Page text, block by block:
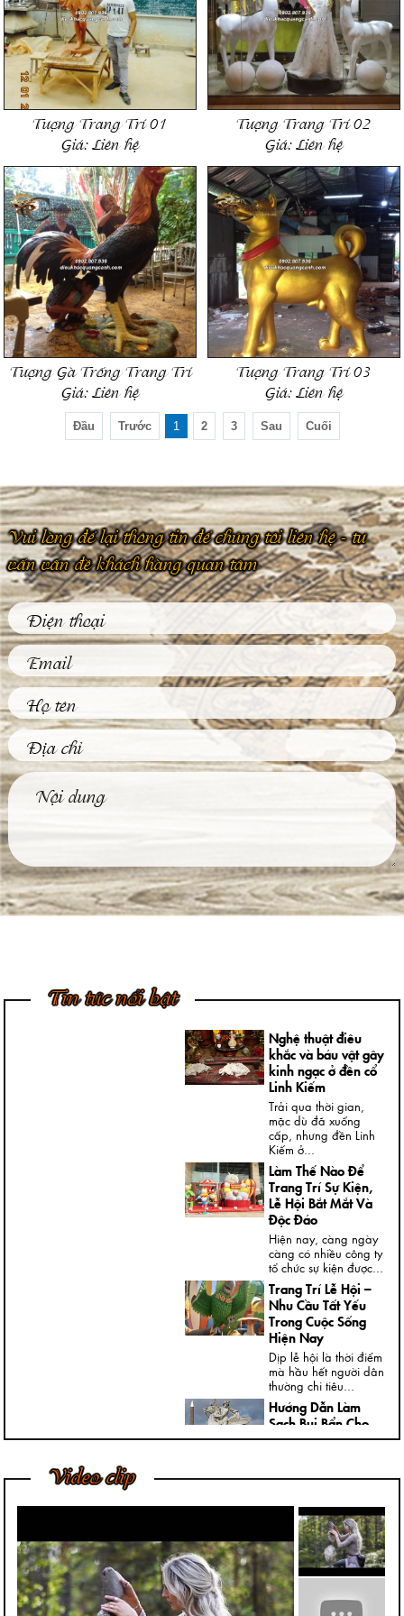
Tượng Trang Trí 01
Giá:Liên hệ
Tượng Trang Trí 02
Giá:Liên hệ
Tượng Gà Trống Trang Trí
Giá:Liên hệ
Tượng Trang Trí 03
Giá:Liên hệ
Đầu Trước 1 2 3 Sau Cuối
Vui lòng để lại thông tin để chúng tôi liên hệ - tư
vấn vấn đề khách hàng quan tâm
Tin tức nổi bật
Phù Điêu Và Những
Thực Trong Đời
Sống Thường Ngày
phù điêu hiện nay
Tìm Hiểu Về Kỹ
ngưỡng những bức
tượng đồng...
4 Bước Quan Trọng
Trong Quy Trình
tượng khá thông dụng
Nghệ thuật điêu
khắc và báu vật gây
kinh ngạc ở đền cổ
Linh Kiếm
Trải qua thời gian,
mặc dù đã xuống
cấp, nhưng đền Linh
Kiếm ở...
Làm Thế Nào Để
Trang Trí Sự Kiện,
Lễ Hội Bắt Mắt Và
Độc Đáo
Hiện nay, càng ngày
càng có nhiều công ty
tổ chức sự kiện được...
Trang Trí Lễ Hội –
Nhu Cầu Tất Yếu
Trong Cuộc Sống
Hiện Nay
Dịp lễ hội là thời điểm
mà hầu hết người dân
thường chi tiêu...
Hướng Dẫn Làm
Sạch Bụi Bẩn Cho
Tượng Thạch Cao
các...
Bí Quyết Để Tượng
Đá Mỹ Nghệ Luôn
Giữ Được Nước
Bóng Tốt Nhất
Trong điều kiện phát
triển kinh tế, chúng tôi
Video clip